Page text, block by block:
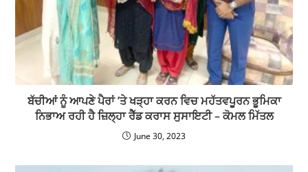
ਬੱਚੀਆਂ ਨੂੰ ਆਪਣੇ ਪੈਰਾਂ ’ਤੇ ਖੜ੍ਹਾ ਕਰਨ ਵਿਚ ਮਹੱਤਵਪੂਰਨ ਭੂਮਿਕਾ
ਨਿਭਾਅ ਰਹੀ ਹੈ ਜ਼ਿਲ੍ਹਾ ਰੈੱਡ ਕਰਾਸ ਸੁਸਾਇਟੀ – ਕੋਮਲ ਮਿੱਤਲ
June 30, 2023